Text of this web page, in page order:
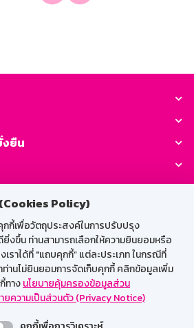
Policy)
กกี้เพื่อวัตถุประสงค์ในการปรับปรุง
งขึ้น ท่านสามารถเลือกให้ความยินยอมหรือ
ราได้ที่ "แถบคุกกี้” แต่ละประเภท ในกรณีที่
ท่านไม่ยินยอมการจัดเก็บคุกกี้ คลิกข้อมูลเพิ่ม
ทางนโยบายคุ้มครองข้อมูลส่วน
ยความเป็นส่วนตัว (Privacy Notice)
ยืน
GSB Society:
ำหรับพนักงาน
GSB Wisdom
M-Search